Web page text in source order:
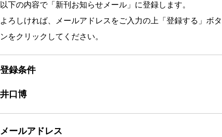
以下の内容で「新刊お知らせメール」に登録します。
よろしければ、メールアドレスをご入力の上「登録する」ボタ
ンをクリックしてください。
登録条件
井口博
メールアドレス